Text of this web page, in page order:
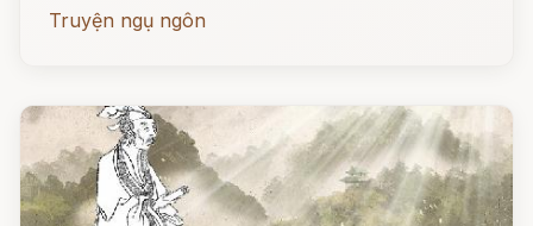
Truyện ngụ ngôn